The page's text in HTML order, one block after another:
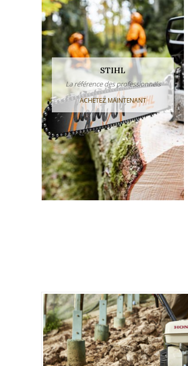
STIHL
La référence des professionnels
ACHETEZ MAINTENANT